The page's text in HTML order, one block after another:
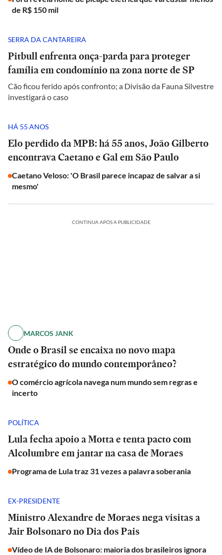
de R$ 150 mil
SERRA DA CANTAREIRA
Pitbull enfrenta onça-parda para proteger
família em condomínio na zona norte de SP
Cão ficou ferido após confronto; a Divisão da Fauna Silvestre
investigará o caso
HÁ 55 ANOS
Elo perdido da MPB: há 55 anos, João Gilberto
encontrava Caetano e Gal em São Paulo
Caetano Veloso: 'O Brasil parece incapaz de salvar a si
mesmo'
CONTINUA APÓS A PUBLICIDADE
MARCOS JANK
Onde o Brasil se encaixa no novo mapa
estratégico do mundo contemporâneo?
O comércio agrícola navega num mundo sem regras e
incerto
POLÍTICA
Lula fecha apoio a Motta e tenta pacto com
Alcolumbre em jantar na casa de Moraes
Programa de Lula traz 31 vezes a palavra soberania
EX-PRESIDENTE
Ministro Alexandre de Moraes nega visitas a
Jair Bolsonaro no Dia dos Pais
Vídeo de IA de Bolsonaro: maioria dos brasileiros ignora